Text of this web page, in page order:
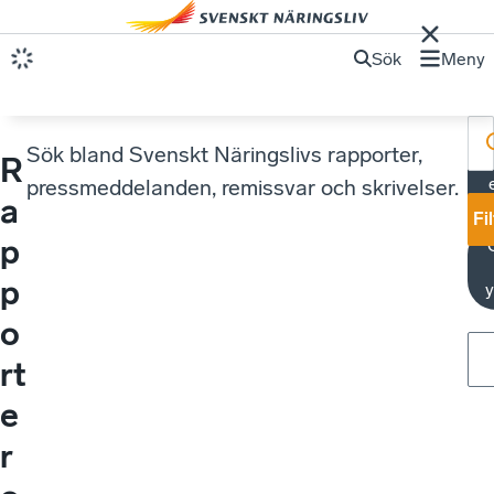
Sök Meny
R
a
p
p
o
rt
e
r
Sök bland Svenskt Näringslivs rapporter,
pressmeddelanden, remissvar och skrivelser.